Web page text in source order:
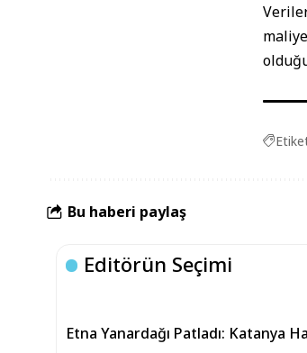
Bu haberi paylaş
Editörün Seçimi
Etna Yanardağı Patladı: Katanya